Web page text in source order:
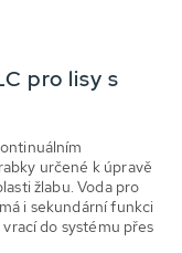
pro lisy s
určené k úpravě
žlabu. Voda pro
i sekundární funkci
do systému přes